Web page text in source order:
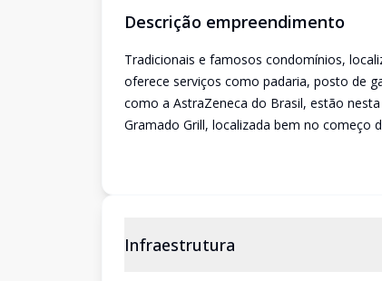
Descrição empreendimento
Tradicionais e famosos condomínios,
oferece serviços como padaria, posto de
como a AstraZeneca do Brasil, estão
Gramado Grill, localizada bem no começo
Infraestrutura